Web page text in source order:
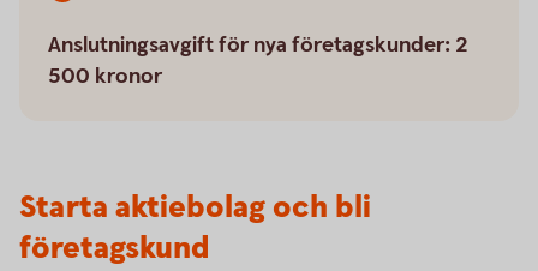
Anslutningsavgift för nya företagskunder: 2
500 kronor
Starta aktiebolag och bli
företagskund